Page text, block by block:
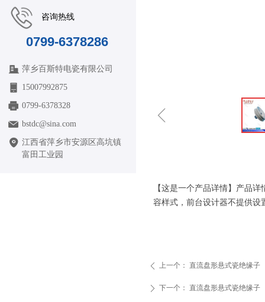
咨询热线
0799-6378286
萍乡百斯特电瓷有限公司
15007992875
0799-6378328
bstdc@sina.com
江西省萍乡市安源区高坑镇
富田工业园
【这是一个产品详情】产品
容样式，前台设计器不提供设
ꁆ
ꄴ 上一个： 直流盘形悬式瓷绝缘子
ꄲ 下一个： 直流盘形悬式瓷绝缘子